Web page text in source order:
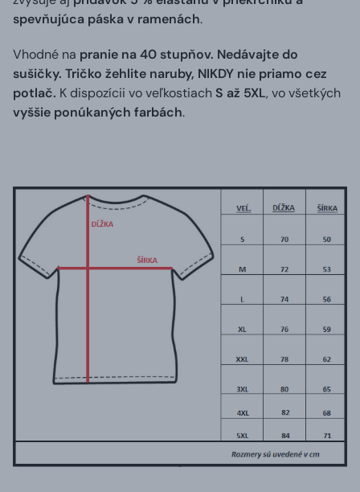
spevňujúca páska v ramenách.
Vhodné na pranie na 40 stupňov. Nedávajte do
sušičky. Tričko žehlite naruby, NIKDY nie priamo cez
potlač. K dispozícii vo veľkostiach S až 5XL, vo všetkých
vyššie ponúkaných farbách.